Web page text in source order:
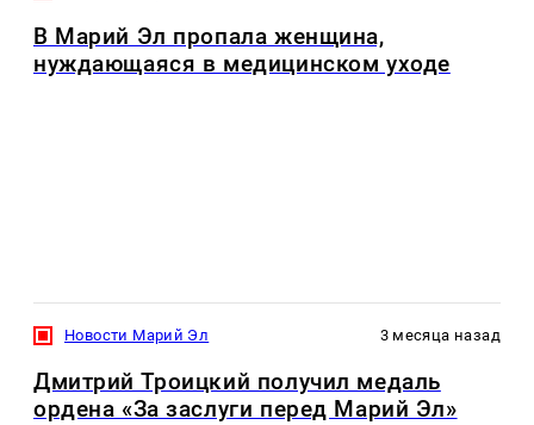
В Марий Эл пропала женщина,
нуждающаяся в медицинском уходе
Новости Марий Эл 3 месяца назад
Дмитрий Троицкий получил медаль
ордена «За заслуги перед Марий Эл»